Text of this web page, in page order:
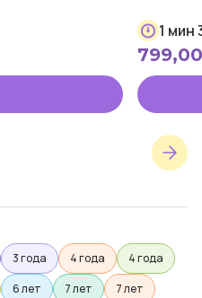
1 мин
3 года 4 года
4 года
6 лет 7 лет
7 лет